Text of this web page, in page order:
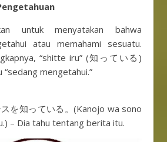
untuk menyatakan bahwa
atau memahami sesuatu.
“shitte iru” (知っている)
“sedang mengetahui.”
を知っている。(Kanojo wa sono
– Dia tahu tentang berita itu.